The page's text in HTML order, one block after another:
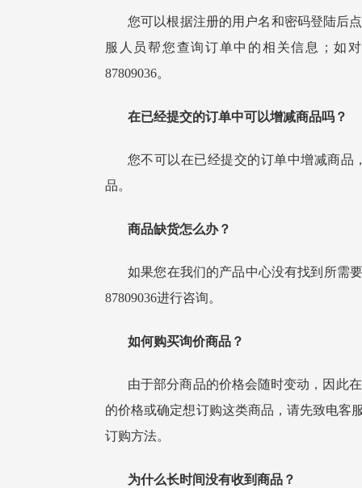
您可以根据注册的用户名和密码登陆后
服人员帮您查询订单中的相关信息；如
87809036。
在已经提交的订单中可以增减商品吗？
您不可以在已经提交的订单中增减商品
品。
商品缺货怎么办？
如果您在我们的产品中心没有找到所需
87809036进行咨询。
如何购买询价商品？
由于部分商品的价格会随时变动，因此
的价格或确定想订购这类商品，请先致电客
订购方法。
为什么长时间没有收到商品？